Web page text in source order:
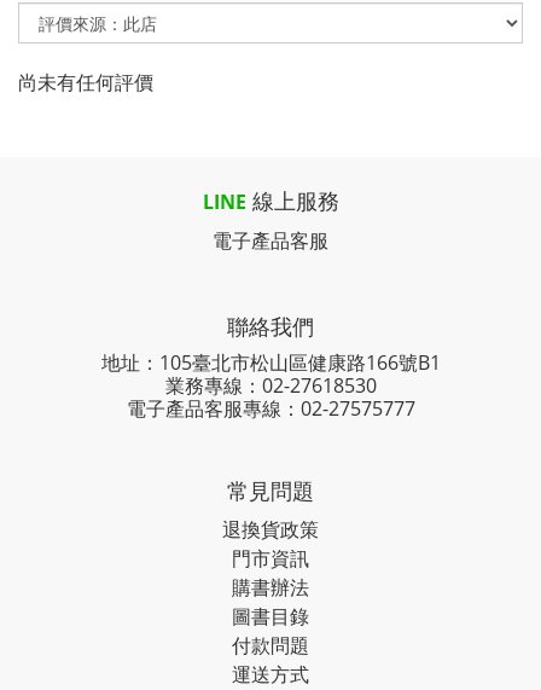
尚未有任何評價
LINE 線上服務
電子產品客服
聯絡我們
地址：105臺北市松山區健康路166號B1
業務專線： 02-27618530
電子產品客服專線：02-27575777
常見問題
退換貨政策
門市資訊
購書辦法
圖書目錄
付款問題
運送方式